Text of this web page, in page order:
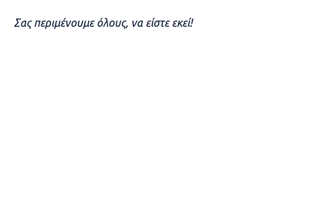
Σας περιμένουμε όλους, να είστε εκεί!